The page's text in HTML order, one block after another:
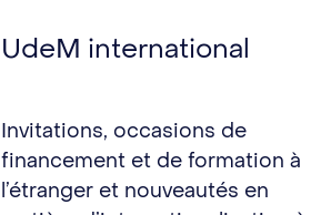
UdeM international
Invitations, occasions de
financement et de formation à
l’étranger et nouveautés en